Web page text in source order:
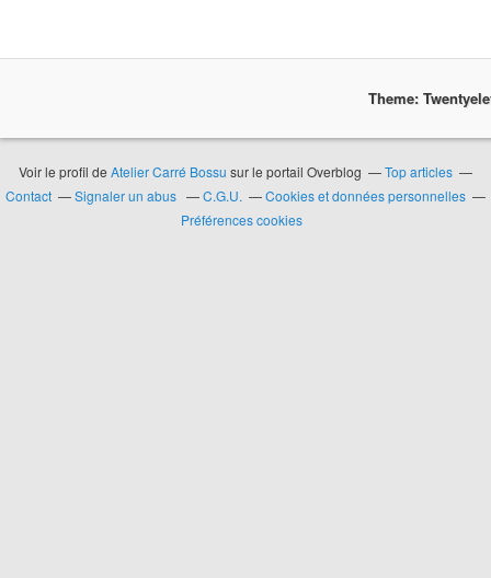
Theme:
Voir le profil de Atelier Carré Bossu sur le portail Overblog
Top articles
Contact
Signaler un abus C.G.U.
Cookies et données personnelles
Préférences cookies